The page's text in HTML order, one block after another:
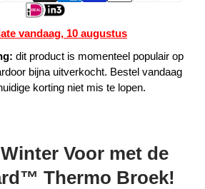
vandaag, 10 augustus
dit product is momenteel populair op
bijna uitverkocht. Bestel vandaag
korting niet mis te lopen.
Voor met de
Thermo Broek!